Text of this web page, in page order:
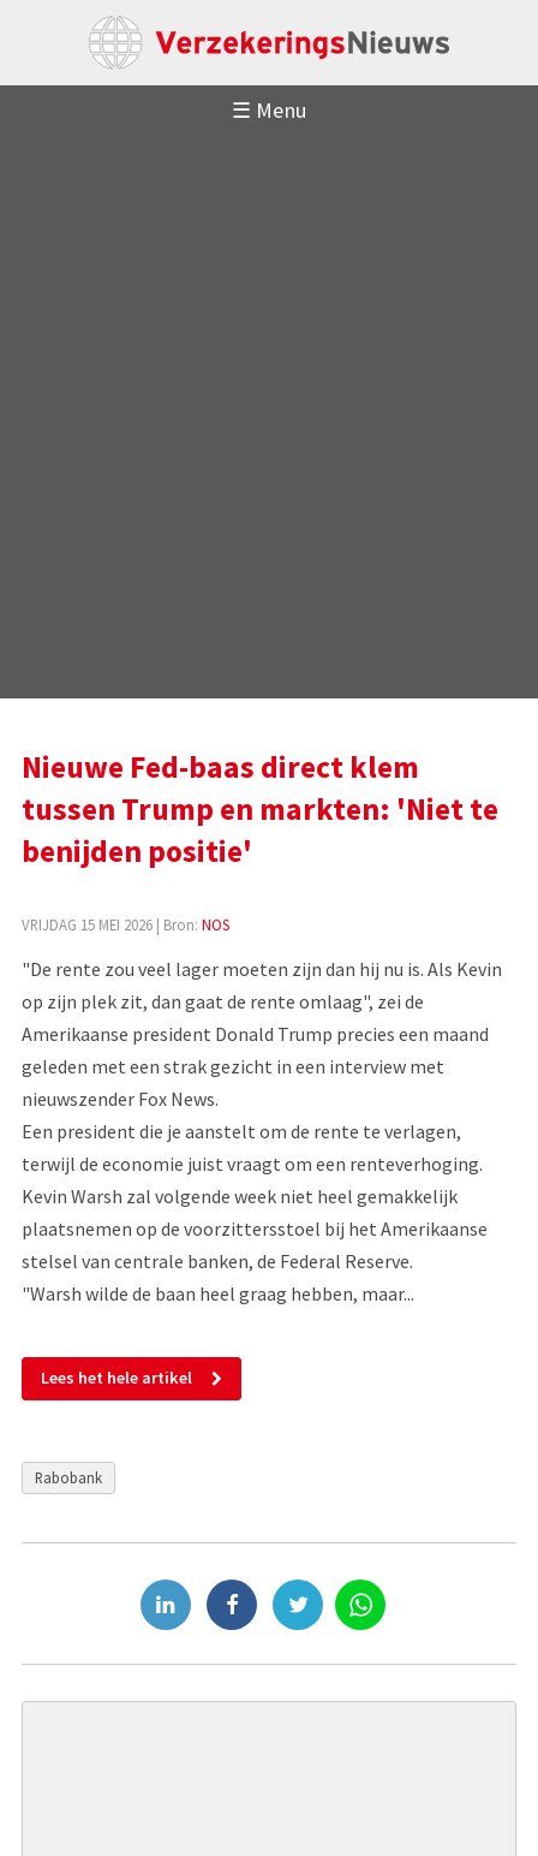
☰ Menu
Nieuwe Fed-baas direct klem
tussen Trump en markten: 'Niet te
benijden positie'
VRIJDAG 15 MEI 2026| Bron: NOS
"De rente zou veel lager moeten zijn dan hij nu is. Als Kevin
op zijn plek zit, dan gaat de rente omlaag", zei de
Amerikaanse president Donald Trump precies een maand
geleden met een strak gezicht in een interview met
nieuwszender Fox News.
Een president die je aanstelt om de rente te verlagen,
terwijl de economie juist vraagt om een renteverhoging.
Kevin Warsh zal volgende week niet heel gemakkelijk
plaatsnemen op de voorzittersstoel bij het Amerikaanse
stelsel van centrale banken, de Federal Reserve.
"Warsh wilde de baan heel graag hebben, maar...
Lees het hele artikel
Rabobank